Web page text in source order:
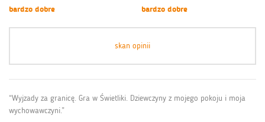
bardzo dobre
bardzo dobre
skan opinii
“Wyjzady za granicę. Gra w Świetliki. Dziewczyny z mojego pokoju i moja
wychowawczyni.”